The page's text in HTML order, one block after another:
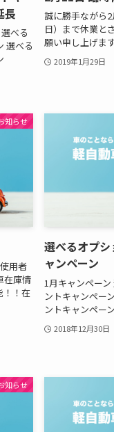
長
べる
選べる
誠に勝手ながら
日）まで休業と
願い申し上げます
2019年1月29日
知らせ
用者
在庫情
！！在
選べるオプ
ャンペーン
1月キャンペー
ントキャンペー
ントキャンペーン
2018年12月30日
知らせ